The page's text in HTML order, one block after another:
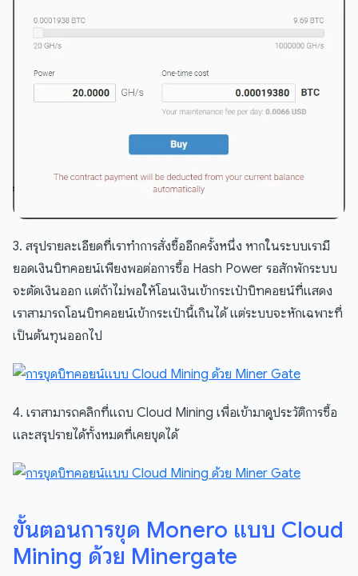
3. สรุปรายละเอียดที่เราทำการสั่งซื้ออีกครั้งหนึ่ง หากในระบบเรามี
ยอดเงินบิทคอยน์เพียงพอต่อการซื้อ Hash Power รอสักพักระบบ
จะตัดเงินออก แต่ถ้าไม่พอให้โอนเงินเข้ากระเป๋าบิทคอยน์ที่แสดง
เราสามารถโอนบิทคอยน์เข้ากระเป๋านี้เกินได้ แต่ระบบจะหักเฉพาะที่
เป็นต้นทุนออกไป
4. เราสามารถคลิกที่แถบ Cloud Mining เพื่อเข้ามาดูประวัติการซื้อ
และสรุปรายได้ทั้งหมดที่เคยขุดได้
ขั้นตอนการขุด Monero แบบ Cloud
Mining ด้วย Minergate